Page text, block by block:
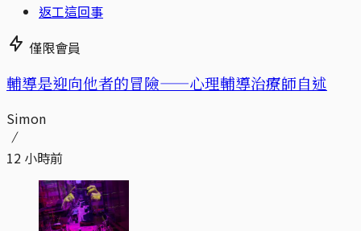
返工這回事
僅限會員
輔導是迎向他者的冒險——心理輔導治療師自述
Simon
12 小時前